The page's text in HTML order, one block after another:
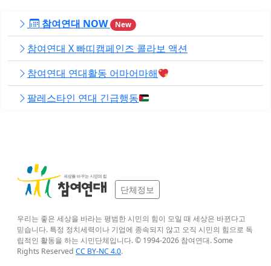
참여연대 NOW New
참여연대 X 빠띠캠페인즈 콜라보 액션
참여연대 연대활동 어마어마해
팔레스타인 연대 긴급행동
단체정보
우리는 좋은 세상을 바라는 평범한 시민의 힘이 모일 때 세상은 바뀐다고
믿습니다. 특정 정치세력이나 기업에 종속되지 않고 오직 시민의 힘으로 독
립적인 활동을 하는 시민단체입니다. © 1994-2026 참여연대. Some
Rights Reserved CC BY-NC 4.0.